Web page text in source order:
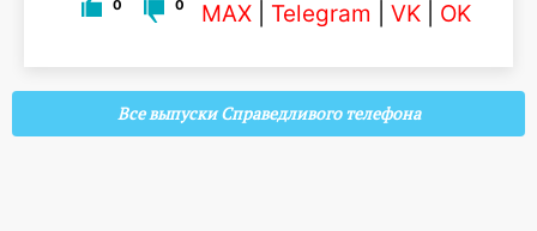
0 0 MAX Telegram VK OK
Все выпуски Справедливого телефона